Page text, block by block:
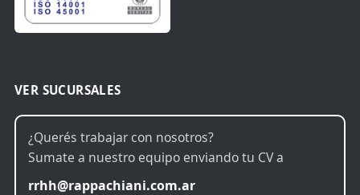
VER SUCURSALES
¿Querés trabajar con nosotros?
Sumate a nuestro equipo enviando tu CV a
rrhh@rappachiani.com.ar